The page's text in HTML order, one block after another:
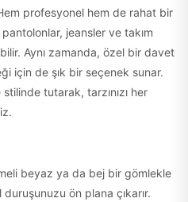
profesyonel hem de rahat bir
jeansler ve takım
Aynı zamanda, özel bir davet
için de şık bir seçenek sunar.
tutarak, tarzınızı her
beyaz ya da bej bir gömlekle
ön plana çıkarır.